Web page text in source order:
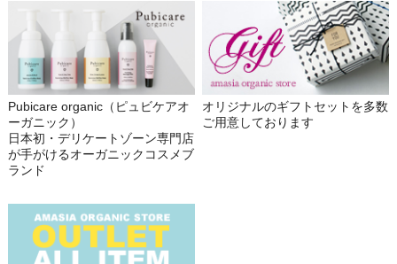
Pubicare organic（ピュビケアオ
ーガニック）
日本初・デリケートゾーン専門店
が手がけるオーガニックコスメブ
ランド
オリジナルのギフトセットを多数
ご用意しております